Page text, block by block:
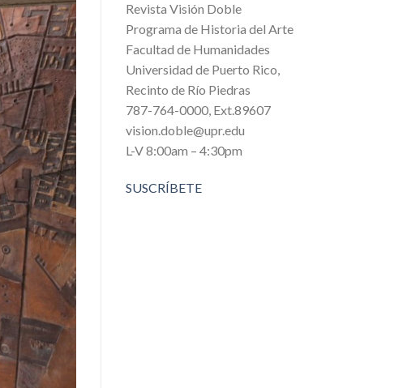
Revista Visión Doble
Programa de Historia del Arte
Facultad de Humanidades
Universidad de Puerto Rico,
Recinto de Río Piedras
787-764-0000, Ext.89607
vision.doble@upr.edu
L-V 8:00am – 4:30pm
SUSCRÍBETE